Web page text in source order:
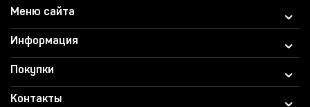
Меню сайта
Информация
Покупки
Контакты